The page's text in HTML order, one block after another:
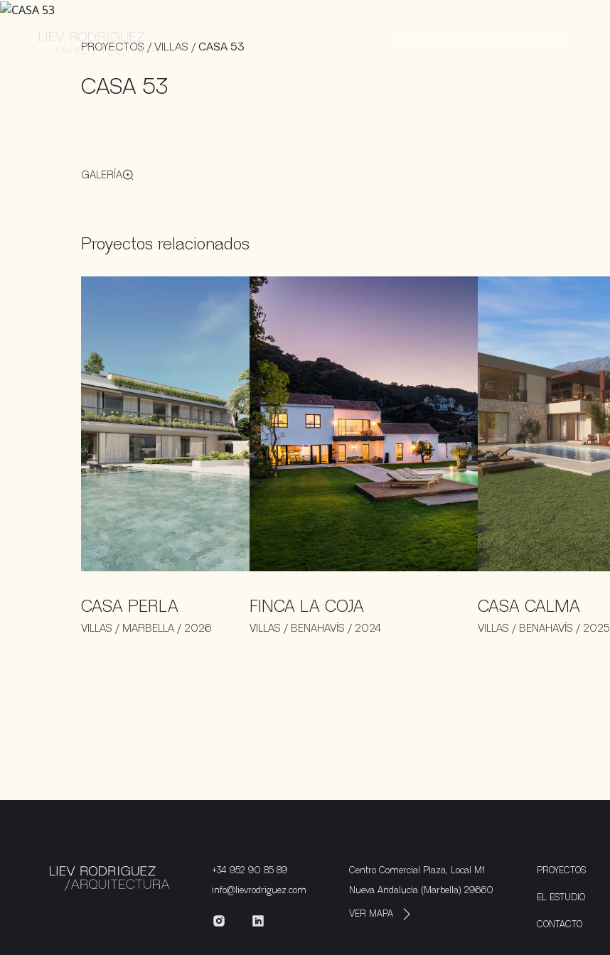
PROYECTOS / VILLAS / CASA 53
CASA 53
GALERÍA
Proyectos relacionados
CASA PERLA
VILLAS / MARBELLA / 2026
FINCA LA COJA
VILLAS / BENAHAVÍS / 2024
CASA CALMA
VILLAS / BENAHAVÍS / 2025
+34 952 90 85 89
info@lievrodriguez.com
Centro Comercial Plaza, Local M1
Nueva Andalucía (Marbella) 29660
VER MAPA
PROYECTOS
EL ESTUDIO
CONTACTO